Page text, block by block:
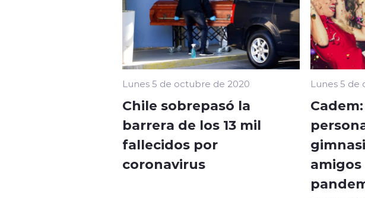
Lunes 5 de octubre de 2020
Chile sobrepasó la
barrera de los 13 mil
fallecidos por
coronavirus
Lunes 5 de